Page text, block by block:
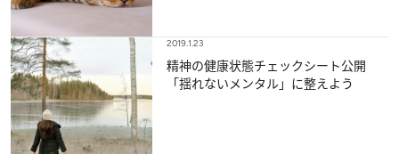
2019.1.23
精神の健康状態チェックシート公開
「揺れないメンタル」に整えよう